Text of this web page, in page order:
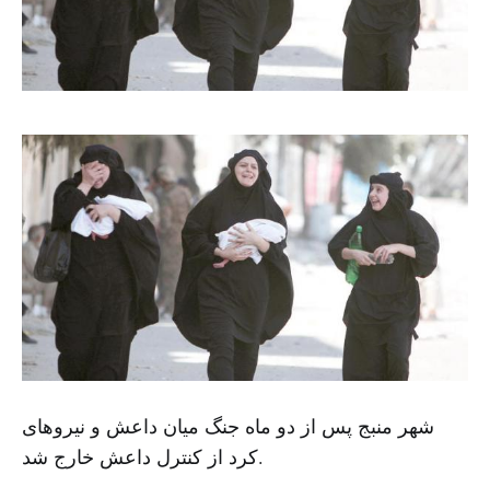
شهر منبج پس از دو ماه جنگ میان داعش و نیروهای
کرد از کنترل داعش خارج شد.